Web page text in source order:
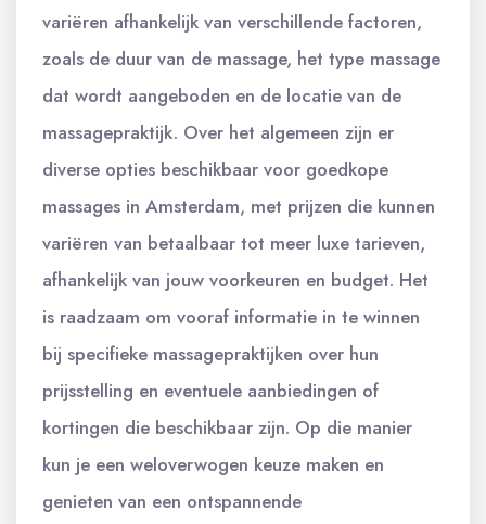
variëren afhankelijk van verschillende factoren,
zoals de duur van de massage, het type massage
dat wordt aangeboden en de locatie van de
massagepraktijk. Over het algemeen zijn er
diverse opties beschikbaar voor goedkope
massages in Amsterdam, met prijzen die kunnen
variëren van betaalbaar tot meer luxe tarieven,
afhankelijk van jouw voorkeuren en budget. Het
is raadzaam om vooraf informatie in te winnen
bij specifieke massagepraktijken over hun
prijsstelling en eventuele aanbiedingen of
kortingen die beschikbaar zijn. Op die manier
kun je een weloverwogen keuze maken en
genieten van een ontspannende